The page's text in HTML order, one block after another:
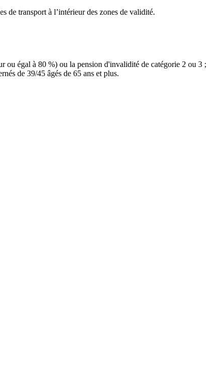
de transport à l’intérieur des zones de validité.
égal à 80 %) ou la pension d'invalidité de catégorie 2 ou 3 ;
de 39/45 âgés de 65 ans et plus.